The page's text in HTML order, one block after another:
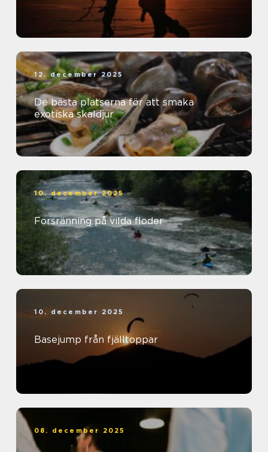
12. december 2025
De bästa platserna för att smaka
exotiska skaldjur
10. december 2025
Forsränning på vilda floder
10. december 2025
Basejump från fjälltoppar
08. december 2025